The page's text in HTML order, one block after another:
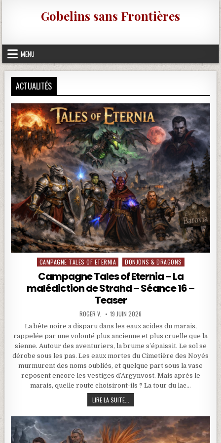
Gobelins sans Frontières
MENU
ACTUALITÉS
Posted in
CAMPAGNE TALES OF ETERNIA DONJONS & DRAGONS
Campagne Tales of Eternia – La
malédiction de Strahd – Séance 16 –
Teaser
ROGER V. 19 JUIN 2026
La bête noire a disparu dans les eaux acides du marais,
rappelée par une volonté plus ancienne et plus cruelle que la
sienne. Autour des aventuriers, la brume s’épaissit. Le sol se
dérobe sous les pas. Les eaux mortes du Cimetière des Noyés
murmurent des noms oubliés, et quelque part sous la vase
reposent encore les vestiges d’Argynvost. Mais après le
marais, quelle route choisiront-ils ? La tour du lac…
LIRE LA SUITE...